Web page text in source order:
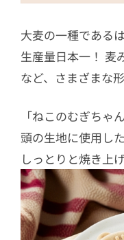
大麦の一種である
生産量日本一！ 麦
など、さまざまな
「ねこのむぎちゃ
頭の生地に使用し
しっとりと焼き上